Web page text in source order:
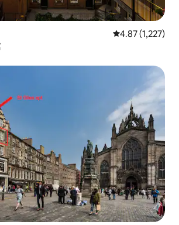
平均评分 4.87
4.87 (1,227)